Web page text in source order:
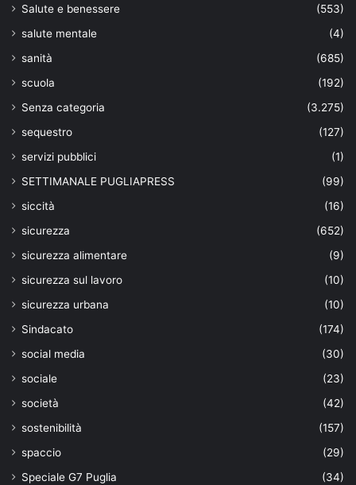
Salute e benessere
(553)
salute mentale
(4)
sanità
(685)
scuola
(192)
Senza categoria
(3.275)
sequestro
(127)
servizi pubblici
(1)
SETTIMANALE PUGLIAPRESS
(99)
siccità
(16)
sicurezza
(652)
sicurezza alimentare
(9)
sicurezza sul lavoro
(10)
sicurezza urbana
(10)
Sindacato
(174)
social media
(30)
sociale
(23)
società
(42)
sostenibilità
(157)
spaccio
(29)
Speciale G7 Puglia
(34)